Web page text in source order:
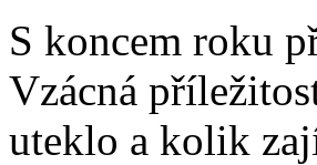
S koncem roku
Vzácná
uteklo a kolik